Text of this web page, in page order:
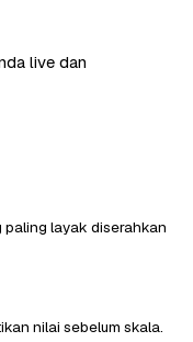
live dan
paling layak diserahkan
nilai sebelum skala.